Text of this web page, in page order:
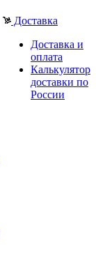
Доставка
Доставка и
оплата
Калькулятор
доставки по
России